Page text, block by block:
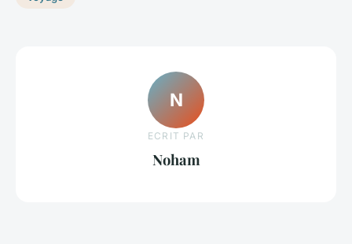
N
ECRIT PAR
Noham